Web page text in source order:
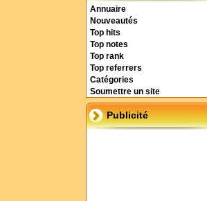
Annuaire
Nouveautés
Top hits
Top notes
Top rank
Top referrers
Catégories
Soumettre un site
Publicité